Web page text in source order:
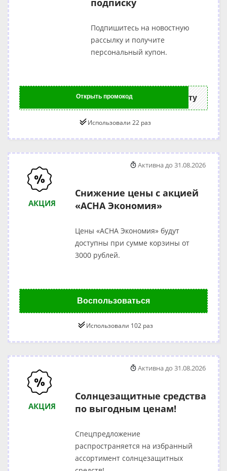
Подпишитесь на новостную
рассылку и получите
персональный купон.
Открыть промокод ту
Использовали 22 раз
АКЦИЯ
Снижение цены с акцией
«АСНА Экономия»
Цены «АСНА Экономия» будут
доступны при сумме корзины от
3000 рублей.
Активна до 31.08.2026
Воспользоваться
Использовали 102 раз
АКЦИЯ
Солнцезащитные средства
по выгодным ценам!
Спецпредложение
распространяется на избранный
ассортимент солнцезащитных
Активна до 31.08.2026